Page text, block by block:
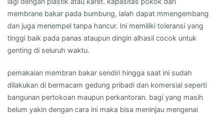
membrane bakar pada bumbung, ialah dapat mmengembang
dan juga menempel tanpa hancur. Ini memiliki toleransi yang
tinggi baik pada panas ataupun dingin alhasil cocok untuk
genting di seluruh waktu.
pemakaian membran bakar sendiri hingga saat ini sudah
dilakukan di bermacam gedung pribadi dan komersial seperti
bangunan pertokoan maupun perkantoran. bagi yang masih
belum yakin dengan cara ini maka bisa meninjau mengenai